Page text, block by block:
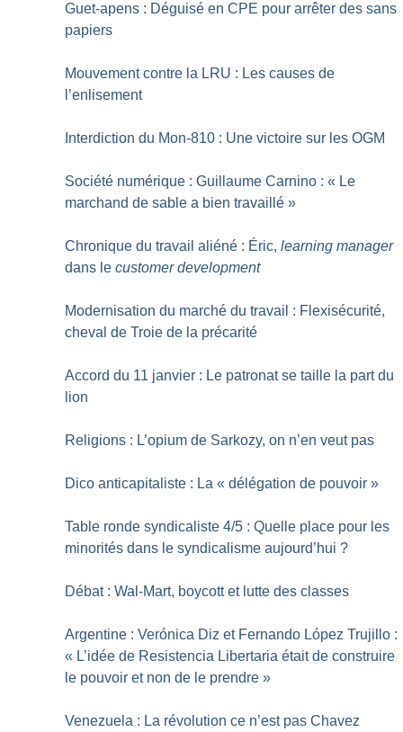
Guet-apens : Déguisé en CPE pour arrêter des sans
papiers
Mouvement contre la LRU : Les causes de
l’enlisement
Interdiction du Mon-810 : Une victoire sur les OGM
Société numérique : Guillaume Carnino : « Le
marchand de sable a bien travaillé »
Chronique du travail aliéné : Éric,learning manager
dans lecustomer development
Modernisation du marché du travail : Flexisécurité,
cheval de Troie de la précarité
Accord du 11 janvier : Le patronat se taille la part du
lion
Religions : L’opium de Sarkozy, on n’en veut pas
Dico anticapitaliste : La « délégation de pouvoir »
Table ronde syndicaliste 4/5 : Quelle place pour les
minorités dans le syndicalisme aujourd’hui ?
Débat : Wal-Mart, boycott et lutte des classes
Argentine : Verónica Diz et Fernando López Trujillo :
« L’idée de Resistencia Libertaria était de construire
le pouvoir et non de le prendre »
Venezuela : La révolution ce n’est pas Chavez